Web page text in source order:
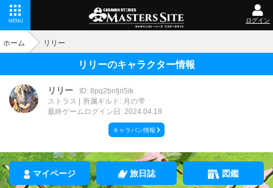
MENU ログイン
ホーム リリー
リリーのキャラクター情報
リリー
ID: 8pq2bnfjn5ik
ストラス
所属ギルド: 月の雫
最終ゲームログイン日: 2024.04.18
キャラバン情報
マイページ 旅日誌 図鑑